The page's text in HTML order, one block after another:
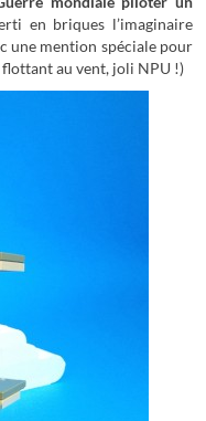
en briques l’imaginaire
une mention spéciale pour
flottant au vent, joli NPU !)